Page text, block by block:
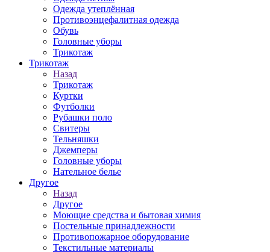
Одежда утеплённая
Противоэнцефалитная одежда
Обувь
Головные уборы
Трикотаж
Трикотаж
Назад
Трикотаж
Куртки
Футболки
Рубашки поло
Свитеры
Тельняшки
Джемперы
Головные уборы
Нательное белье
Другое
Назад
Другое
Моющие средства и бытовая химия
Постельные принадлежности
Противопожарное оборудование
Текстильные материалы